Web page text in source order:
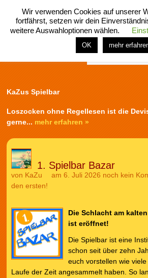
home rubrik buch comic spiel fotos
KaZus Spielbar
Loszocken ohne Regellesen ist die
gerne... mehr erfahren »
1. Spielbar Bazar
von KaZu am 6. Juli 2026 noch kein
den ersten!
Die Schlacht am
ist eröffnet!
Die Spielbar ist eine
schon seit über zehn
euch vorstellen wie
Laufe der Zeit angesammelt haben. So
Wir verwenden Cookies auf unserer
fortfährst, setzen wir dein
weitere Auswahloptionen wählen.
OK mehr